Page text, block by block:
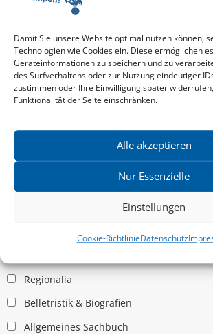
Damit Sie unsere Website optimal nutzen können,
Technologien wie Cookies ein. Diese ermöglichen
Geräteinformationen zu speichern und zu
des Surfverhaltens oder zur Nutzung eindeutiger
zustimmen oder Ihre Einwilligung später
Funktionalität der Seite einschränken.
Alle akzeptieren
Nur Essenzielle
Einstellungen
Cookie-RichtlinieDatenschutz
Aktuelle Vorschau
Entdecken Sie das aktuelle zu-Klampen!-
Hier finden Sie die Verlagsvorschau –
reinlesen oder herunterladen.
Download: Vorschau zu Klampen!
Mehr aktuelle Vorschauen ansehen
News zu aktuellen Neuheiten und
Verlag – jederzeit wieder abbestellbar.
Kritische Theorie / Philosophie
Regionalia
Belletristik & Biografien
Allgemeines Sachbuch